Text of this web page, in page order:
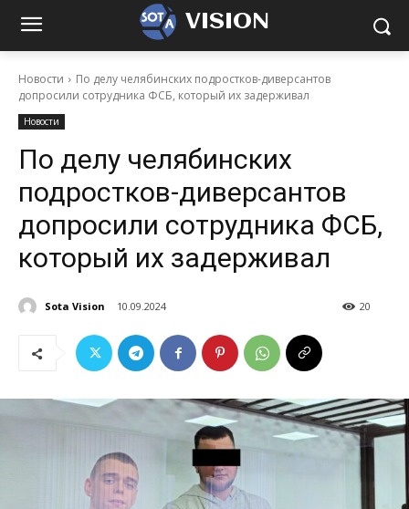
VISION
Новости
По делу челябинских подростков-диверсантов
допросили сотрудника ФСБ, который их задерживал
Новости
По делу челябинских
подростков-диверсантов
допросили сотрудника ФСБ,
который их задерживал
Sota Vision 10.09.2024 20